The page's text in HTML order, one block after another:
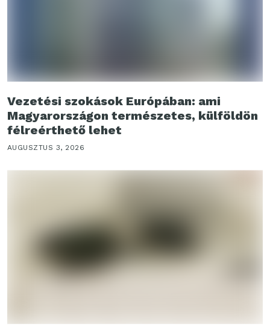
Vezetési szokások Európában: ami
Magyarországon természetes, külföldön
félreérthető lehet
AUGUSZTUS 3, 2026